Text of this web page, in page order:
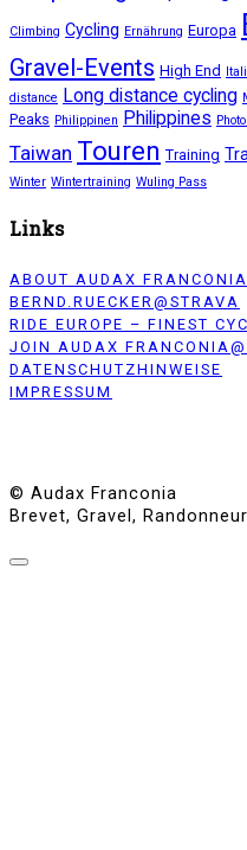
Climbing Cycling Ernährung Europa
Gravel-Events High End
distance Long distance cycling
Peaks Philippinen Philippines
Taiwan Touren Training
Winter Wintertraining Wuling Pass
Links
ABOUT AUDAX FRANCONIA
BERND.RUECKER@STRAVA
RIDE EUROPE – FINEST
JOIN AUDAX
DATENSCHUTZHINWEISE
IMPRESSUM
© Audax Franconia
Brevet, Gravel,